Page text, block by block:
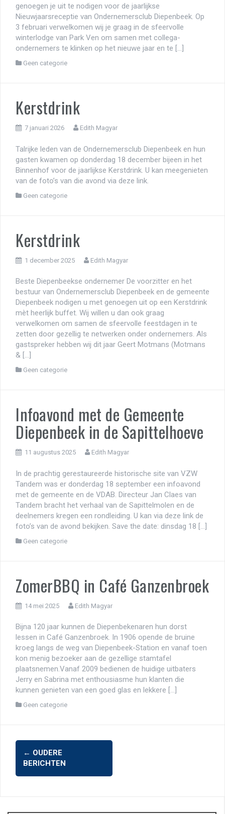
genoegen je uit te nodigen voor de jaarlijkse
Nieuwjaarsreceptie van Ondernemersclub Diepenbeek. Op
3 februari verwelkomen wij je graag in de sfeervolle
winterlodge van Park Ven om samen met collega-
ondernemers te klinken op het nieuwe jaar en te […]
Geen categorie
Kerstdrink
7 januari 2026 Edith Magyar
Talrijke leden van de Ondernemersclub Diepenbeek en hun
gasten kwamen op donderdag 18 december bijeen in het
Binnenhof voor de jaarlijkse Kerstdrink. U kan meegenieten
van de foto’s van die avond via deze link.
Geen categorie
Kerstdrink
1 december 2025 Edith Magyar
Beste Diepenbeekse ondernemer De voorzitter en het
bestuur van Ondernemersclub Diepenbeek en de gemeente
Diepenbeek nodigen u met genoegen uit op een Kerstdrink
mèt heerlijk buffet. Wij willen u dan ook graag
verwelkomen om samen de sfeervolle feestdagen in te
zetten door gezellig te netwerken onder ondernemers. Als
gastspreker hebben wij dit jaar Geert Motmans (Motmans
& […]
Geen categorie
Infoavond met de Gemeente
Diepenbeek in de Sapittelhoeve
11 augustus 2025 Edith Magyar
In de prachtig gerestaureerde historische site van VZW
Tandem was er donderdag 18 september een infoavond
met de gemeente en de VDAB. Directeur Jan Claes van
Tandem bracht het verhaal van de Sapittelmolen en de
deelnemers kregen een rondleiding. U kan via deze link de
foto’s van de avond bekijken. Save the date: dinsdag 18 […]
Geen categorie
ZomerBBQ in Café Ganzenbroek
14 mei 2025 Edith Magyar
Bijna 120 jaar kunnen de Diepenbekenaren hun dorst
lessen in Café Ganzenbroek. In 1906 opende de bruine
kroeg langs de weg van Diepenbeek-Station en vanaf toen
kon menig bezoeker aan de gezellige stamtafel
plaatsnemen.Vanaf 2009 bedienen de huidige uitbaters
Jerry en Sabrina met enthousiasme hun klanten die
kunnen genieten van een goed glas en lekkere […]
Geen categorie
Berichtennavigatie
← OUDERE
BERICHTEN